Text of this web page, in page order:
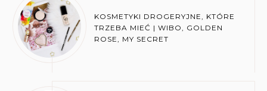
KOSMETYKI DROGERYJNE, KTÓRE
TRZEBA MIEĆ | WIBO, GOLDEN
ROSE, MY SECRET